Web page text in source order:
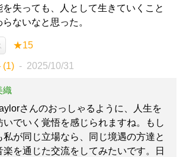
を失っても、人として生きていくこと
ないなと思った。
★15
(1) 2025/10/31
織
さんのおっしゃるように、人生を
いでいく覚悟を感じられますね。もし
私が同じ立場なら、同じ境遇の方達と
楽を通じた交流をしてみたいです。日